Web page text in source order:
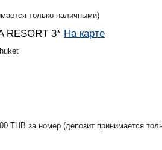
только наличными)
RESORT 3* На карте
THB за номер (депозит принимается